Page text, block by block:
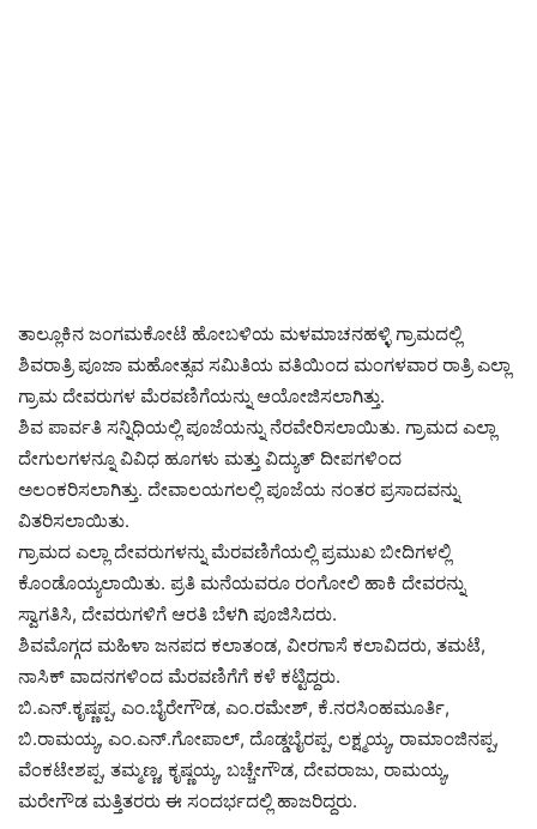
ತಾಲ್ಲೂಕಿನ ಜಂಗಮಕೋಟೆ ಹೋಬಳಿಯ ಮಳಮಾಚನಹಳ್ಳಿ ಗ್ರಾಮದಲ್ಲಿ
ಶಿವರಾತ್ರಿ ಪೂಜಾ ಮಹೋತ್ಸವ ಸಮಿತಿಯ ವತಿಯಿಂದ ಮಂಗಳವಾರ ರಾತ್ರಿ ಎಲ್ಲಾ
ಗ್ರಾಮ ದೇವರುಗಳ ಮೆರವಣಿಗೆಯನ್ನು ಆಯೋಜಿಸಲಾಗಿತ್ತು.
ಶಿವ ಪಾರ್ವತಿ ಸನ್ನಿಧಿಯಲ್ಲಿ ಪೂಜೆಯನ್ನು ನೆರವೇರಿಸಲಾಯಿತು. ಗ್ರಾಮದ ಎಲ್ಲಾ
ದೇಗುಲಗಳನ್ನೂ ವಿವಿಧ ಹೂಗಳು ಮತ್ತು ವಿದ್ಯುತ್ ದೀಪಗಳಿಂದ
ಅಲಂಕರಿಸಲಾಗಿತ್ತು. ದೇವಾಲಯಗಲಲ್ಲಿ ಪೂಜೆಯ ನಂತರ ಪ್ರಸಾದವನ್ನು
ವಿತರಿಸಲಾಯಿತು.
ಗ್ರಾಮದ ಎಲ್ಲಾ ದೇವರುಗಳನ್ನು ಮೆರವಣಿಗೆಯಲ್ಲಿ ಪ್ರಮುಖ ಬೀದಿಗಳಲ್ಲಿ
ಕೊಂಡೊಯ್ಯಲಾಯಿತು. ಪ್ರತಿ ಮನೆಯವರೂ ರಂಗೋಲಿ ಹಾಕಿ ದೇವರನ್ನು
ಸ್ವಾಗತಿಸಿ, ದೇವರುಗಳಿಗೆ ಆರತಿ ಬೆಳಗಿ ಪೂಜಿಸಿದರು.
ಶಿವಮೊಗ್ಗದ ಮಹಿಳಾ ಜನಪದ ಕಲಾತಂಡ, ವೀರಗಾಸೆ ಕಲಾವಿದರು, ತಮಟೆ,
ನಾಸಿಕ್ ವಾದನಗಳಿಂದ ಮೆರವಣಿಗೆಗೆ ಕಳೆ ಕಟ್ಟಿದ್ದರು.
ಬಿ.ಎನ್.ಕೃಷ್ಣಪ್ಪ, ಎಂ.ಬೈರೇಗೌಡ, ಎಂ.ರಮೇಶ್, ಕೆ.ನರಸಿಂಹಮೂರ್ತಿ,
ಬಿ.ರಾಮಯ್ಯ, ಎಂ.ಎನ್.ಗೋಪಾಲ್, ದೊಡ್ಡಬೈರಪ್ಪ, ಲಕ್ಷ್ಮಯ್ಯ, ರಾಮಾಂಜಿನಪ್ಪ,
ವೆಂಕಟೇಶಪ್ಪ, ತಮ್ಮಣ್ಣ, ಕೃಷ್ಣಯ್ಯ, ಬಚ್ಚೇಗೌಡ, ದೇವರಾಜು, ರಾಮಯ್ಯ,
ಮರೇಗೌಡ ಮತ್ತಿತರರು ಈ ಸಂದರ್ಭದಲ್ಲಿ ಹಾಜರಿದ್ದರು.